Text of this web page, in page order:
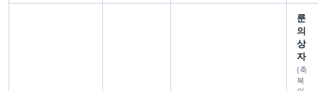
룬
의
상
자
(축
복